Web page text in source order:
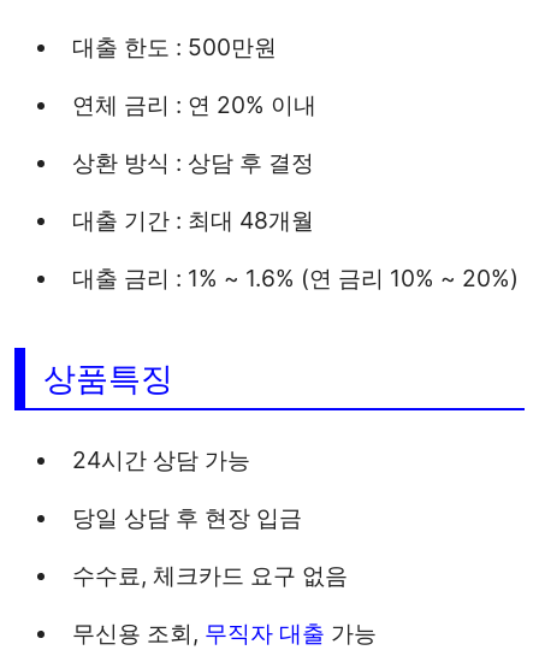
대출 한도 : 500만원
연체 금리 : 연 20% 이내
상환 방식 : 상담 후 결정
대출 기간 : 최대 48개월
대출 금리 : 1% ~ 1.6% (연 금리 10% ~ 20%)
상품특징
24시간 상담 가능
당일 상담 후 현장 입금
수수료, 체크카드 요구 없음
무신용 조회, 무직자 대출 가능